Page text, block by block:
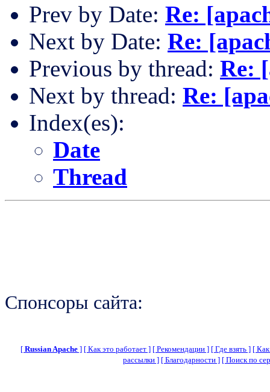
Prev by Date: Re:
Next by Date: Re:
Previous by thread: Re:
Next by thread: Re:
Index(es):
Date
Thread
Спонсоры сайта:
[ Russian Apache ] [ Как это работает ] [ Рекомендации ] [ Где взять ] [
рассылки ] [ Благодарности ] [ Поиск по